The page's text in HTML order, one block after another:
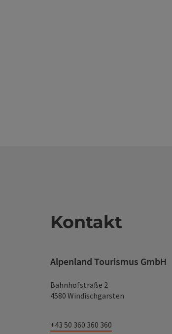
Kontakt
Alpenland Tourismus GmbH
Bahnhofstraße 2
4580 Windischgarsten
+43 50 360 360 360